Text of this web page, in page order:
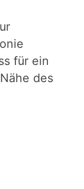
für ein
des